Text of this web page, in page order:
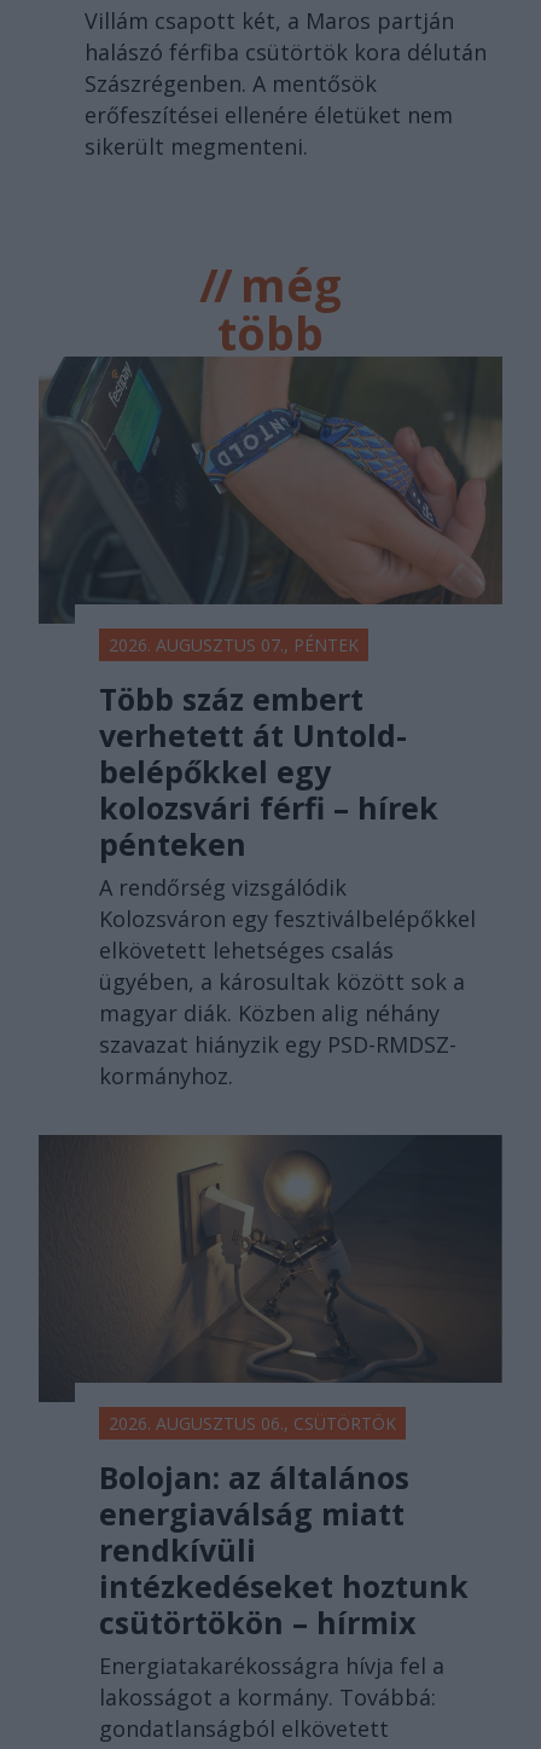
Villám csapott két, a Maros partján
halászó férfiba csütörtök kora délután
Szászrégenben. A mentősök
erőfeszítései ellenére életüket nem
sikerült megmenteni.
//még
több
főtér.ro
2026. AUGUSZTUS 07., PÉNTEK
Több száz embert
verhetett át Untold-
belépőkkel egy
kolozsvári férfi – hírek
pénteken
A rendőrség vizsgálódik
Kolozsváron egy fesztiválbelépőkkel
elkövetett lehetséges csalás
ügyében, a károsultak között sok a
magyar diák. Közben alig néhány
szavazat hiányzik egy PSD-RMDSZ-
kormányhoz.
2026. AUGUSZTUS 06., CSÜTÖRTÖK
Bolojan: az általános
energiaválság miatt
rendkívüli
intézkedéseket hoztunk
csütörtökön – hírmix
Energiatakarékosságra hívja fel a
lakosságot a kormány. Továbbá:
gondatlanságból elkövetett